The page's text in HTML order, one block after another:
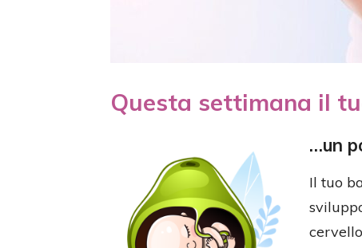
Questa settimana il
…un
Il tuo